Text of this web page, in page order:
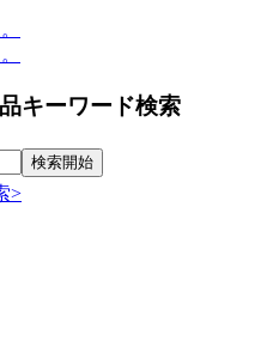
キーワード検索
>